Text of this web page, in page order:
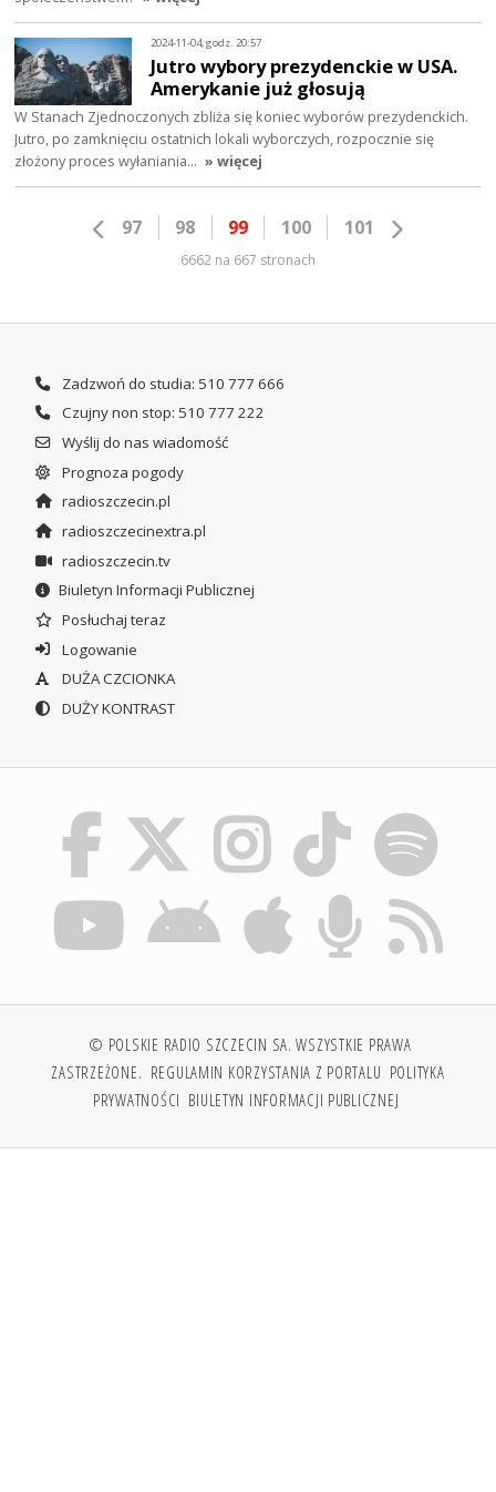
2024-11-04, godz. 20:57
Jutro wybory prezydenckie w USA.
Amerykanie już głosują
W Stanach Zjednoczonych zbliża się koniec wyborów prezydenckich.
Jutro, po zamknięciu ostatnich lokali wyborczych, rozpocznie się
złożony proces wyłaniania… » więcej
97 98 99 100 101
6662 na 667 stronach
Zadzwoń do studia: 510 777 666
Czujny non stop: 510 777 222
Wyślij do nas wiadomość
Prognoza pogody
radioszczecin.pl
radioszczecinextra.pl
radioszczecin.tv
Biuletyn Informacji Publicznej
Posłuchaj teraz
Logowanie
DUŻA CZCIONKA
DUŻY KONTRAST
© POLSKIE RADIO SZCZECIN SA. WSZYSTKIE PRAWA
ZASTRZEŻONE. REGULAMIN KORZYSTANIA Z PORTALU POLITYKA
PRYWATNOŚCI BIULETYN INFORMACJI PUBLICZNEJ